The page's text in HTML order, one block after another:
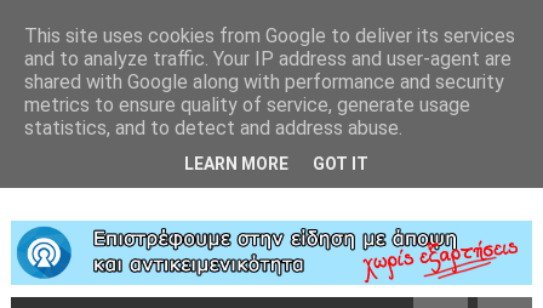
This site uses cookies from Google to deliver its services
and to analyze traffic. Your IP address and user-agent are
shared with Google along with performance and security
metrics to ensure quality of service, generate usage
statistics, and to detect and address abuse.
LEARN MORE GOT IT